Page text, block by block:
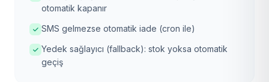
otomatik kapanır
SMS gelmezse otomatik iade (cron ile)
Yedek sağlayıcı (fallback): stok yoksa otomatik
geçiş